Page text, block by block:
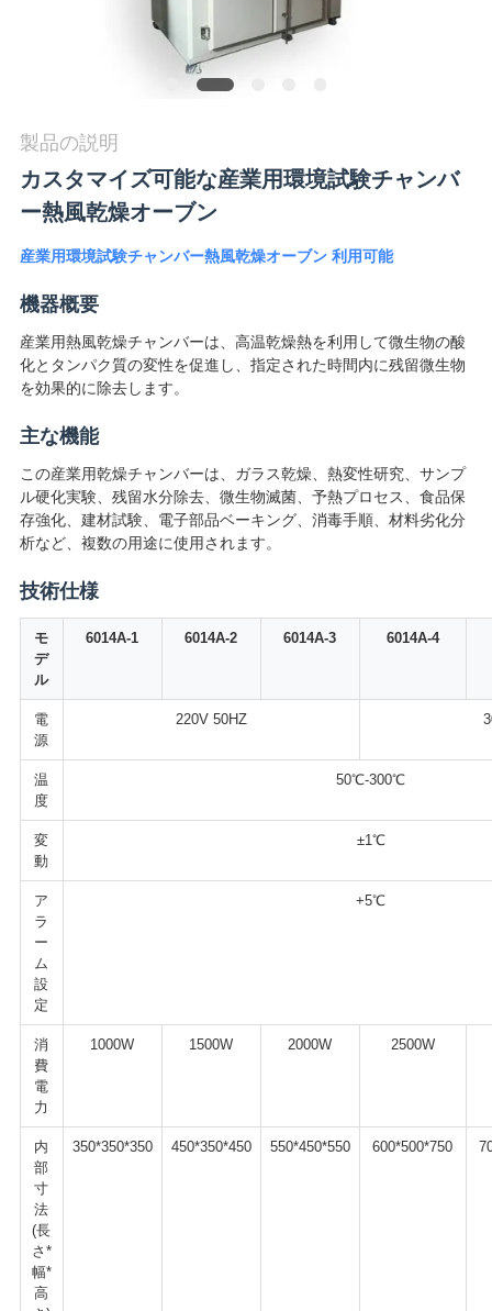
私
達
に
連
絡
し
な
さ
い
ニ
ー
引
用
を
要
求
し
な
さ
い
VR
SHOW
製品の説明
カスタマイズ可能な産業用環境試験チャンバ
ー熱風乾燥オーブン
産業用環境試験チャンバー熱風乾燥オーブン 利用可能
機器概要
産業用熱風乾燥チャンバーは、高温乾燥熱を利用して微生物の酸
化とタンパク質の変性を促進し、指定された時間内に残留微生物
を効果的に除去します。
主な機能
この産業用乾燥チャンバーは、ガラス乾燥、熱変性研究、サンプ
ル硬化実験、残留水分除去、微生物滅菌、予熱プロセス、食品保
存強化、建材試験、電子部品ベーキング、消毒手順、材料劣化分
析など、複数の用途に使用されます。
技術仕様
モ
デ
ル
6014A-1 6014A-2 6014A-3 6014A-4
電
源
220V 50HZ
温
度
50℃-300℃
変
動
±1℃
ア
ラ
ー
ム
設
定
+5℃
消
費
電
力
1000W 1500W 2000W 2500W
内
部
寸
法
(長
さ*
幅*
高
350*350*350 450*350*450 550*450*550 600*500*750